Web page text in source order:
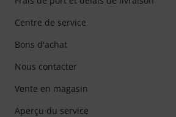
Centre de service
Bons d'achat
Nous contacter
Vente en magasin
Aperçu du service